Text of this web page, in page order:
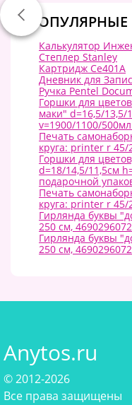
Калькулятор
Степлер Stanley
Картридж Ce401A
Дневник для
Ручка Pentel
Горшки для
маки" d=16,5/13,5/
v=1900/1100/
Печать
круга: printer r 45/
Горшки для
d=18/14,5/11,5см
подарочной
Печать
круга: printer r 45/
Гирлянда буквы
250 см,
Гирлянда буквы
250 см,
Anytos.ru
© 2012-2026
Все права защищены